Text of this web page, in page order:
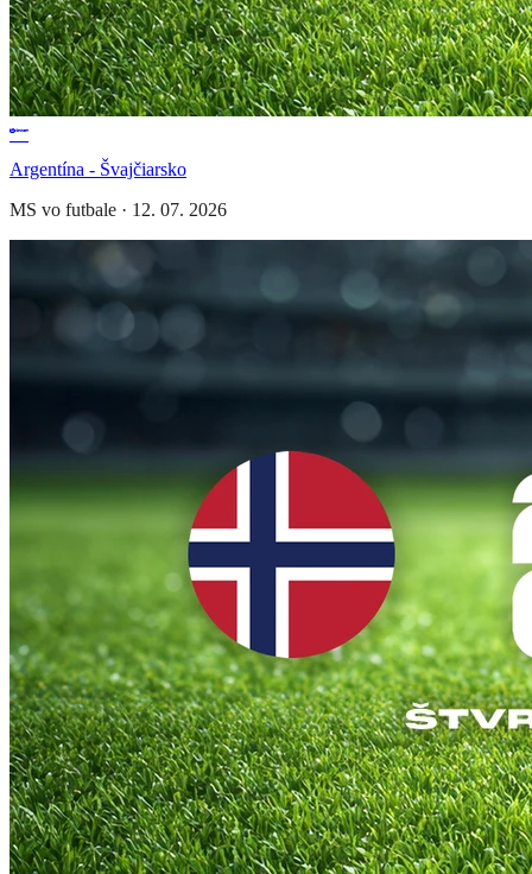
Argentína - Švajčiarsko
MS vo futbale · 12. 07. 2026